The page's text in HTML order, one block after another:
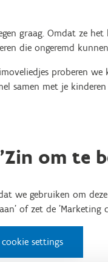
graag. Omdat ze
die ongeremd
proberen
samen met je
om te
we gebruiken om
of zet de 'Marketing
settings